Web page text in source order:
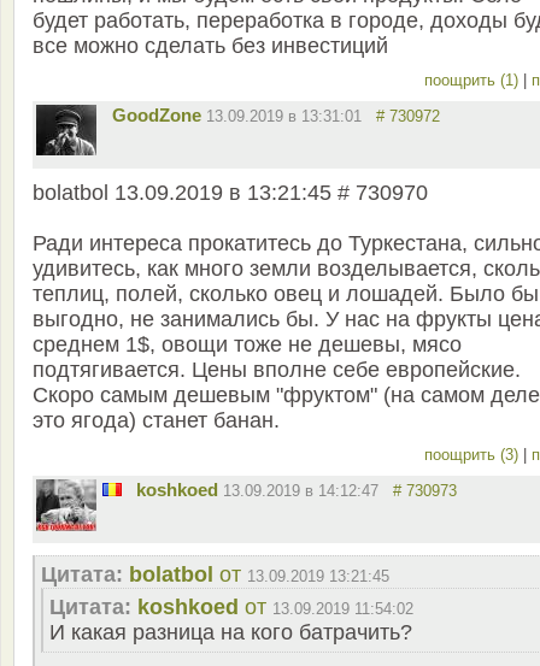
будет работать, переработка в городе, доходы
все можно сделать без инвестиций
поощрить (1)
GoodZone 13.09.2019 в 13:31:01 # 730972
bolatbol 13.09.2019 в 13:21:45 # 730970
Ради интереса прокатитесь до Туркестана,
удивитесь, как много земли возделывается,
теплиц, полей, сколько овец и лошадей. Было
выгодно, не занимались бы. У нас на фрукты
среднем 1$, овощи тоже не дешевы, мясо
подтягивается. Цены вполне себе европейские.
Скоро самым дешевым "фруктом" (на самом деле
это ягода) станет банан.
поощрить (3)
koshkoed 13.09.2019 в 14:12:47 # 730973
Цитата: bolatbol от 13.09.2019 13:21:45
Цитата: koshkoed от 13.09.2019 11:54:02
И какая разница на кого батрачить?